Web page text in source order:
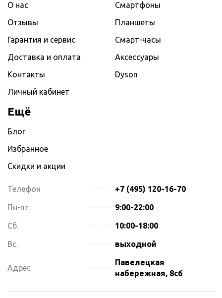
О нас
Отзывы
Гарантия и сервис
Доставка и оплата
Контакты
Личный кабинет
Смартфоны
Планшеты
Смарт-часы
Аксессуары
Dyson
Ещё
Блог
Избранное
Скидки и акции
Телефон +7 (495) 120-16-70
Пн-пт. 9:00-22:00
Сб. 10:00-18:00
Вс. выходной
Адрес
Павелецкая
набережная, 8с6